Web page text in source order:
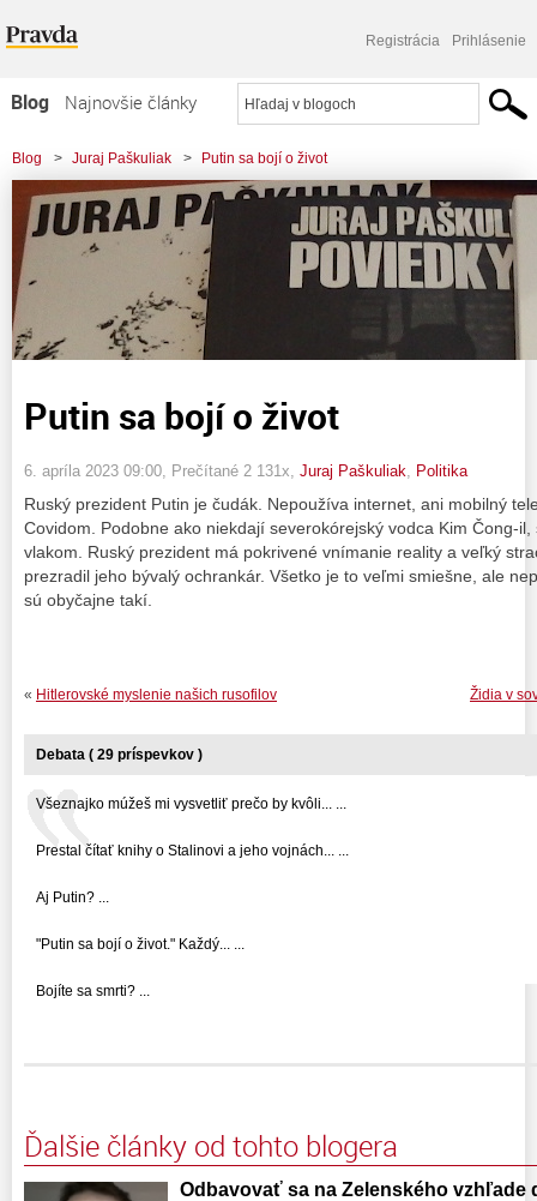
Registrácia Prihlásenie
Blog
Najnovšie články
Najčítanejšie články
Najkomentovanejšie články
Zoznam blogov
Komerčné blogy
Blog > Juraj Paškuliak > Putin sa bojí o život
Putin sa bojí o život
6. apríla 2023 09:00 , Prečítané 2 131x, Juraj Paškuliak Politika
Ruský prezident Putin je čudák. Nepoužíva internet, ani mobilný
Covidom. Podobne ako niekdají severokórejský vodca Kim Čong-
vlakom. Ruský prezident má pokrivené vnímanie reality a veľký
prezradil jeho bývalý ochrankár. Všetko je to veľmi smiešne, ale
sú obyčajne takí.
Židia v
« Hitlerovské myslenie našich rusofilov
Debata ( 29 príspevkov )
Všeznajko múžeš mi vysvetliť prečo by kvôli... ...
Prestal čítať knihy o Stalinovi a jeho vojnách... ...
Aj Putin? ...
"Putin sa bojí o život." Každý... ...
Bojíte sa smrti? ...
Ďalšie články od tohto blogera
Odbavovať sa na Zelenského vzhľade